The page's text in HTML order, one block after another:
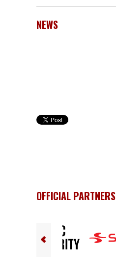
NEWS
OFFICIAL PARTNERS